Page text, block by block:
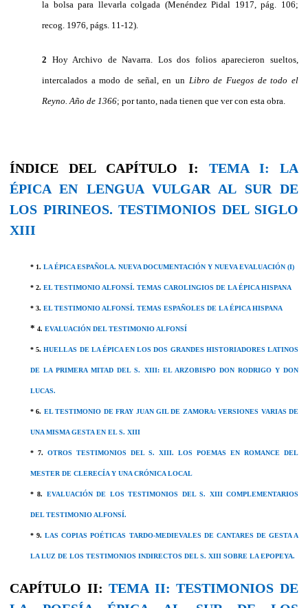
la bolsa para llevarla colgada (Menéndez Pidal 1917, pág. 106;
recog. 1976, págs. 11-12).
2 Hoy Archivo de Navarra. Los dos folios aparecieron sueltos,
intercalados a modo de señal, en un Libro de Fuegos de todo el
Reyno. Año de 1366; por tanto, nada tienen que ver con esta obra.
ÍNDICE DEL CAPÍTULO I: TEMA I: LA
ÉPICA EN LENGUA VULGAR AL SUR DE
LOS PIRINEOS. TESTIMONIOS DEL SIGLO
XIII
* 1. LA ÉPICA ESPAÑOLA. NUEVA DOCUMENTACIÓN Y NUEVA EVALUACIÓN (I)
* 2. EL TESTIMONIO ALFONSÍ. TEMAS CAROLINGIOS DE LA ÉPICA HISPANA
* 3. EL TESTIMONIO ALFONSÍ. TEMAS ESPAÑOLES DE LA ÉPICA HISPANA
* 4. EVALUACIÓN DEL TESTIMONIO ALFONSÍ
* 5.HUELLAS DE LA ÉPICA EN LOS DOS GRANDES HISTORIADORES LATINOS
DE LA PRIMERA MITAD DEL S. XIII: EL ARZOBISPO DON RODRIGO Y DON
LUCAS.
* 6. EL TESTIMONIO DE FRAY JUAN GIL DE ZAMORA: VERSIONES VARIAS DE
UNA MISMA GESTA EN EL S. XIII
* 7. OTROS TESTIMONIOS DEL S. XIII. LOS POEMAS EN ROMANCE DEL
MESTER DE CLERECÍA Y UNA CRÓNICA LOCAL
* 8. EVALUACIÓN DE LOS TESTIMONIOS DEL S. XIII COMPLEMENTARIOS
DEL TESTIMONIO ALFONSÍ.
* 9.LAS COPIAS POÉTICAS TARDO-MEDIEVALES DE CANTARES DE GESTA A
LA LUZ DE LOS TESTIMONIOS INDIRECTOS DEL S. XIII SOBRE LA EPOPEYA.
CAPÍTULO II:TEMA II: TESTIMONIOS DE